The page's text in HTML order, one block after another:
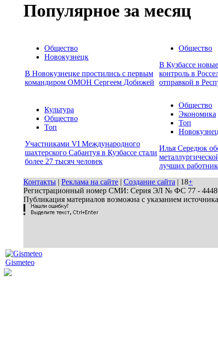
Популярное за месяц
Общество
Новокузнецк
В Новокузнецке простились с первым
командиром ОМОН Сергеем Добижей
Общество
В Кузбассе
контроль в
отправкой в
Культура
Общество
Топ
Участниками VI Международного
шахтерского Сабантуя в Кузбассе стали
более 27 тысяч человек
Общество
Экономика
Топ
Илья Середюк
лучших
Контакты | Реклама на сайте | Создание сайта | 18+
Регистрационный номер СМИ: Серия ЭЛ № ФС 77 - 44486
Публикация материалов возможна с указанием
Gismeteo